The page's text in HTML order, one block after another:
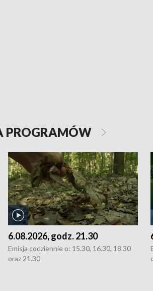
PROGRAMÓW
6.08.2026, godz. 21.30
Emisja codziennie o: 15.30, 16.30, 18.30
oraz 21.30